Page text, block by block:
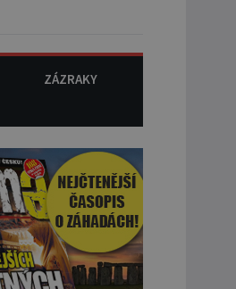
ZÁZRAKY